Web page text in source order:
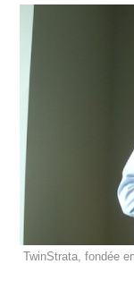
TwinStrata, fondée